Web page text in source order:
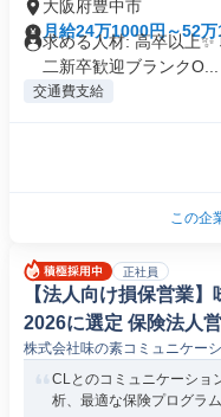
大阪府豊中市
月給24万1000円～52万
求める人材: 高卒以上
二新卒歓迎ブランクO...
交通費支給
この企
正社員
【法人向け損保営業
2026に選定 保険法人
株式会社味の素コミュニケー
CLとのコミュニケーショ
析、最適な保険プログラ